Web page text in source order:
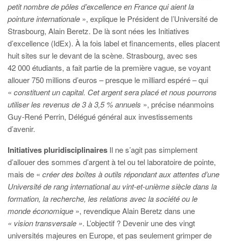
petit nombre de pôles d’excellence en France qui aient la
pointure internationale », explique le Président de l’Université de
Strasbourg, Alain Beretz. De là sont nées les Initiatives
d’excellence (IdEx). À la fois label et financements, elles placent
huit sites sur le devant de la scène. Strasbourg, avec ses
42 000 étudiants, a fait partie de la première vague, se voyant
allouer 750 millions d’euros – presque le milliard espéré – qui
« constituent un capital. Cet argent sera placé et nous pourrons
utiliser les revenus de 3 à 3,5 % annuels », précise néanmoins
Guy-René Perrin, Délégué général aux investissements
d’avenir.
Initiatives pluridisciplinaires Il ne s’agit pas simplement
d’allouer des sommes d’argent à tel ou tel laboratoire de pointe,
mais de « créer des boîtes à outils répondant aux attentes d’une
Université de rang international au vint-et-unième siècle dans la
formation, la recherche, les relations avec la société ou le
monde économique », revendique Alain Beretz dans une
« vision transversale ». L’objectif ? Devenir une des vingt
universités majeures en Europe, et pas seulement grimper de